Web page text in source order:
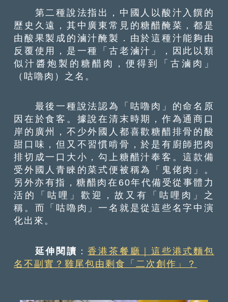
第二種說法指出，中國人以酸汁入饌的
歷史久遠，其中廣東常見的糖醋醃菜，都是
由酸果製成的滷汁醃製．由於這種汁能夠由
反覆使用，是一種「古老滷汁」，因此以類
似汁醬炮製的糖醋肉，便得到「古滷肉」
（咕嚕肉）之名。
最後一種說法認為「咕嚕肉」的命名原
因在於食客。據說在清末時期，作為通商口
岸的廣州，不少外國人都喜歡糖醋排骨的酸
甜口味，但又不習慣啃骨，於是有廚師把肉
排切成一口大小，勾上糖醋汁奉客。這款備
受外國人青睞的菜式便被稱為「鬼佬肉」。
另外亦有指，糖醋肉在60年代備受從事體力
活的「咕哩」歡迎，故又有「咕哩肉」之
稱。而「咕嚕肉」一名就是從這些名字中演
化出來。
延伸閱讀 ：香港茶餐廳｜這些港式麵包
名不副實？雞尾包由剩食「二次創作」？